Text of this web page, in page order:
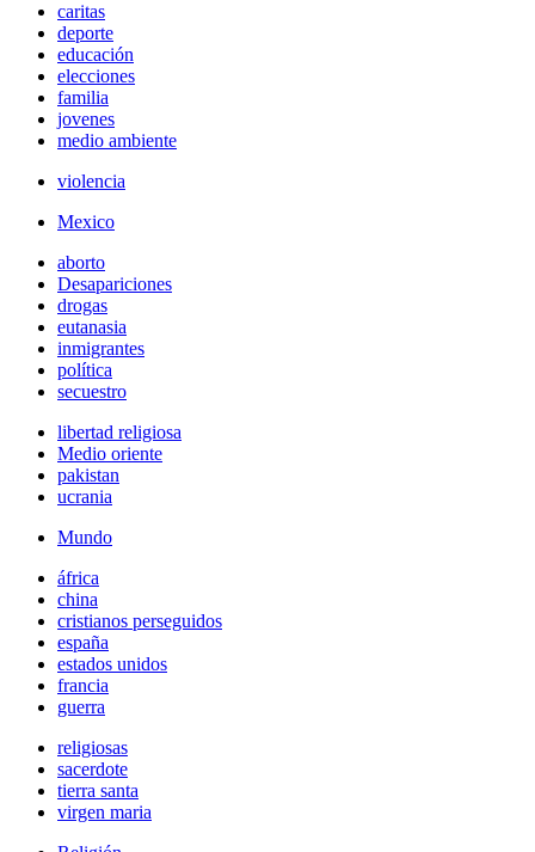
caritas
deporte
educación
elecciones
familia
jovenes
medio ambiente
violencia
Mexico
aborto
Desapariciones
drogas
eutanasia
inmigrantes
política
secuestro
libertad religiosa
Medio oriente
pakistan
ucrania
Mundo
áfrica
china
cristianos perseguidos
españa
estados unidos
francia
guerra
religiosas
sacerdote
tierra santa
virgen maria